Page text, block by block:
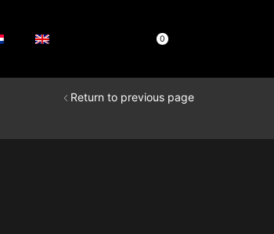
0
Return to previous page